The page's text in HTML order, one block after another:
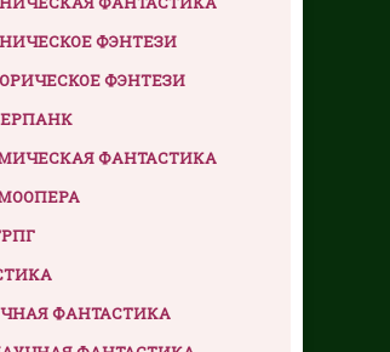
ФЭНТЕЗИ
ФЭНТЕЗИ
ФАНТАСТИКА
ФАНТАСТИКА